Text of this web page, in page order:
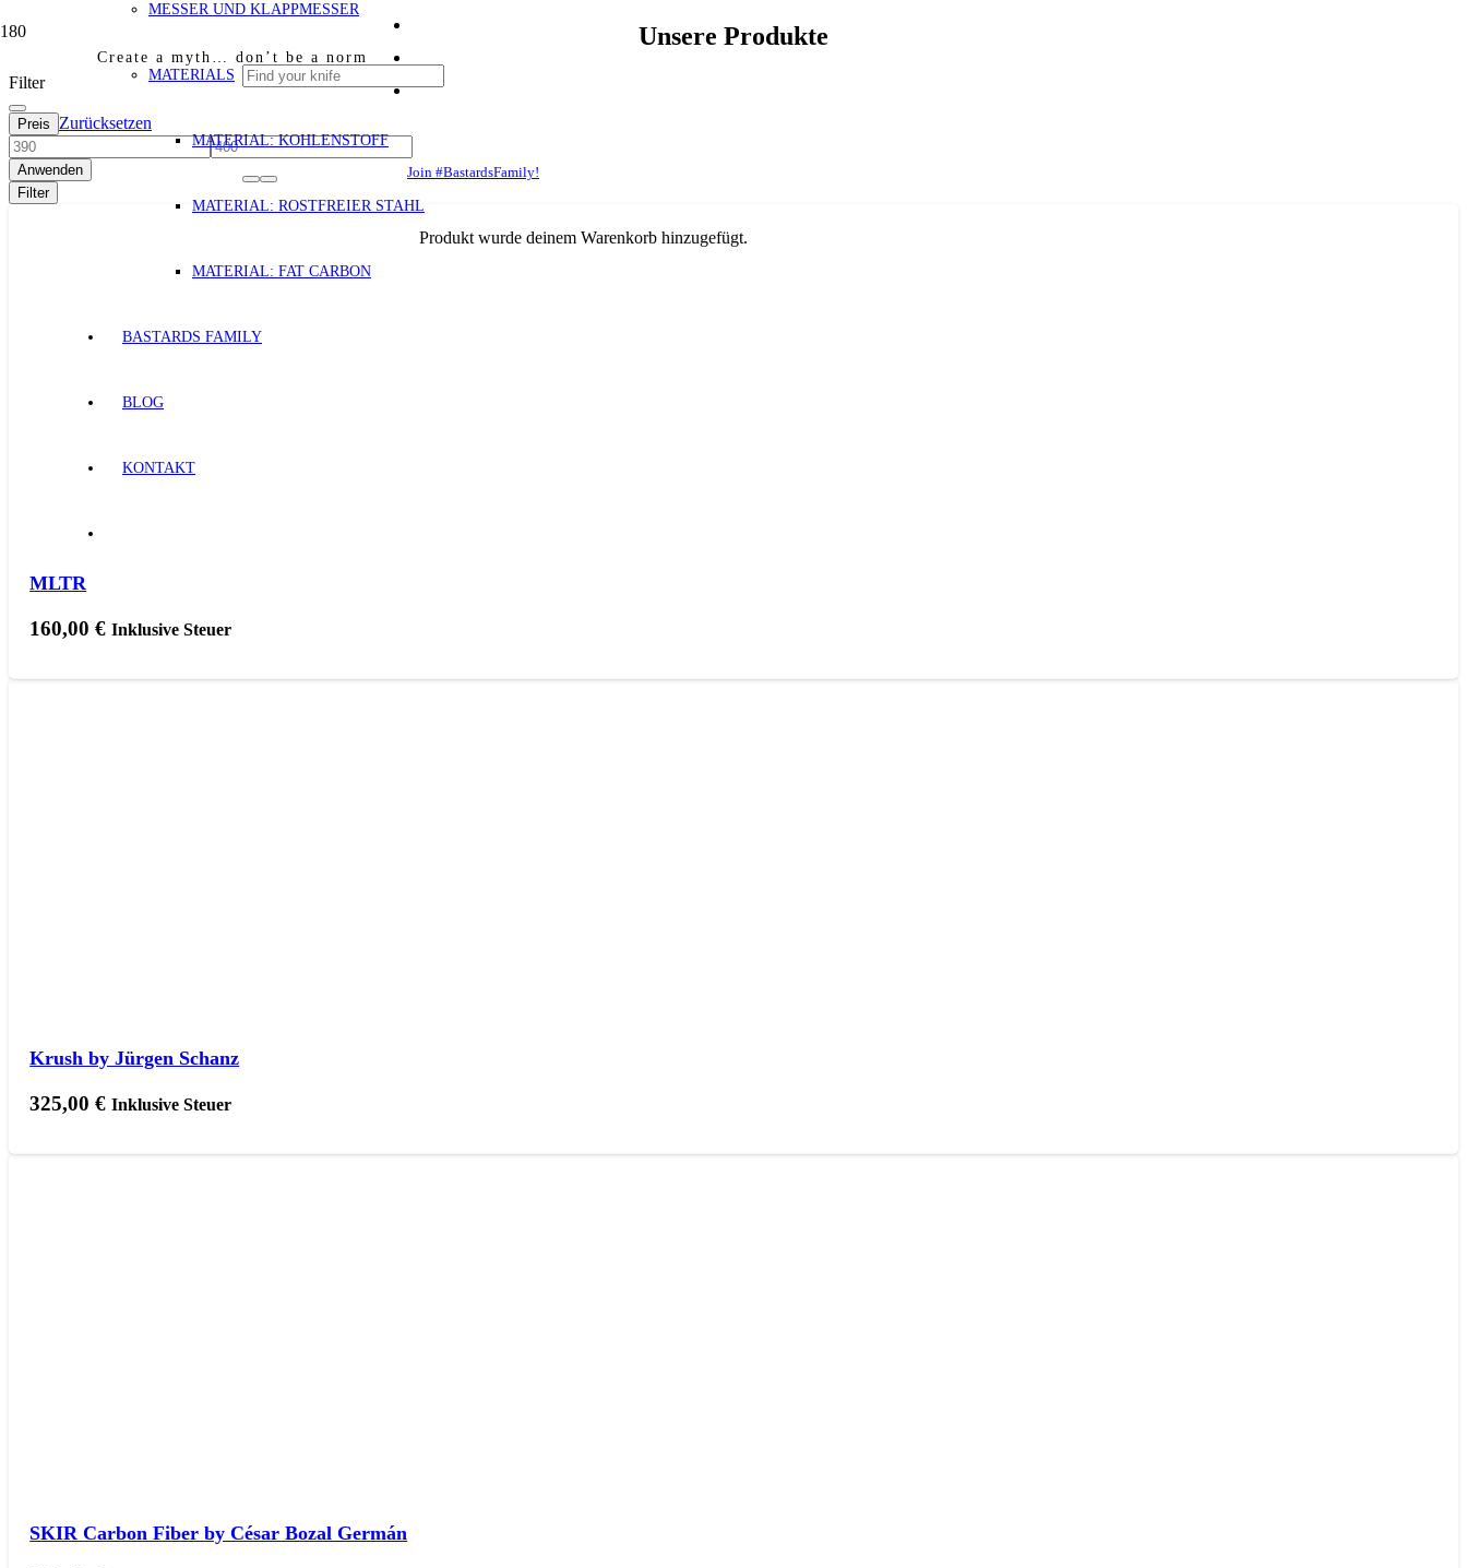
Create a myth… don’t be a norm
MESSER UND KLAPPMESSER
MATERIALS
MATERIAL: KOHLENSTOFF
MATERIAL: ROSTFREIER STAHL
MATERIAL: FAT CARBON
BASTARDS FAMILY
BLOG
KONTAKT
Join #BastardsFamily!
Produktwurde deinem Warenkorb hinzugefügt.
Unsere Produkte
Filter
Preis Zurücksetzen
Anwenden
Filter
MLTR
160,00€ Inklusive Steuer
Krush by Jürgen Schanz
325,00€ Inklusive Steuer
SKIR Carbon Fiber by César Bozal Germán